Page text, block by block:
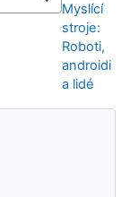
Myslící
stroje:
Roboti,
androidi
a lidé